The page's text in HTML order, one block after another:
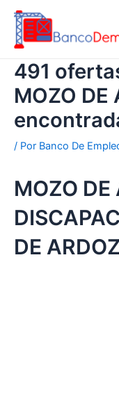
contenido
491
MOZO DE
/ Por Banco De
MOZO DE
DE ARDOZ